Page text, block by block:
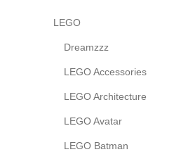
LEGO
Dreamzzz
LEGO Accessories
LEGO Architecture
LEGO Avatar
LEGO Batman